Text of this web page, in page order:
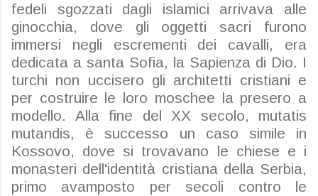
fedeli sgozzati dagli islamici arrivava alle
ginocchia, dove gli oggetti sacri furono
immersi negli escrementi dei cavalli, era
dedicata a santa Sofia, la Sapienza di Dio. I
turchi non uccisero gli architetti cristiani e
per costruire le loro moschee la presero a
modello. Alla fine del XX secolo, mutatis
mutandis, è successo un caso simile in
Kossovo, dove si trovavano le chiese e i
monasteri dell'identità cristiana della Serbia,
primo avamposto per secoli contro le